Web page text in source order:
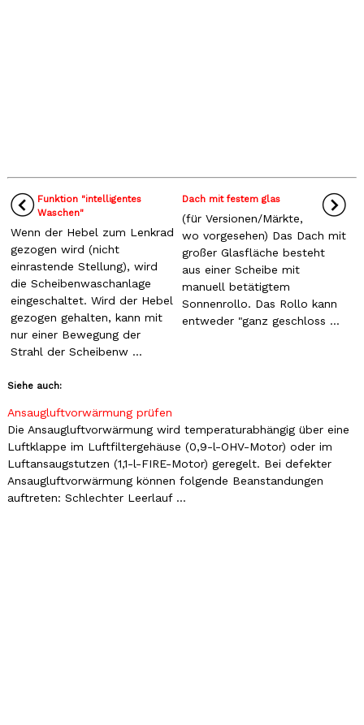
Funktion "intelligentes
Waschen"
Wenn der Hebel zum Lenkrad
gezogen wird (nicht
einrastende Stellung), wird
die Scheibenwaschanlage
eingeschaltet. Wird der Hebel
gezogen gehalten, kann mit
nur einer Bewegung der
Strahl der Scheibenw ...
Dach mit festem glas
(für Versionen/Märkte,
wo vorgesehen) Das Dach mit
großer Glasfläche besteht
aus einer Scheibe mit
manuell betätigtem
Sonnenrollo. Das Rollo kann
entweder "ganz geschloss ...
Siehe auch:
Ansaugluftvorwärmung prüfen
Die Ansaugluftvorwärmung wird temperaturabhängig über eine
Luftklappe im Luftfiltergehäuse (0,9-l-OHV-Motor) oder im
Luftansaugstutzen (1,1-l-FIRE-Motor) geregelt. Bei defekter
Ansaugluftvorwärmung können folgende Beanstandungen
auftreten: Schlechter Leerlauf ...